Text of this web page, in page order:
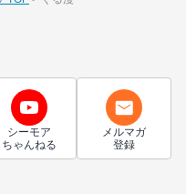
シーモア
ちゃんねる
メルマガ
登録